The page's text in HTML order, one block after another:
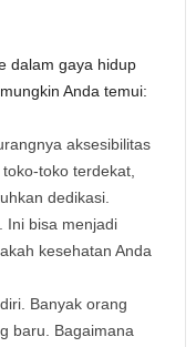
dalam gaya hidup
Anda temui:
aksesibilitas
toko terdekat,
dedikasi.
Ini bisa menjadi
kesehatan Anda
Banyak orang
baru. Bagaimana